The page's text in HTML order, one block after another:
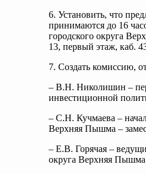
6. Установить, что
принимаются до 16
городского округа
13, первый этаж, каб.
7. Создать комиссию,
– В.Н. Николишин –
инвестиционной
– С.Н. Кучмаева –
Верхняя Пышма –
– Е.В. Горячая –
округа Верхняя Пышма